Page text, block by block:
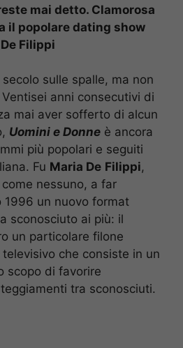
mai detto. Clamorosa
il popolare dating show
Filippi
sulle spalle, ma non
anni consecutivi di
mai aver sofferto di alcun
Uomini e Donne è ancora
più popolari e seguiti
Fu Maria De Filippi,
nessuno, a far
1996 un nuovo format
sconosciuto ai più: il
un particolare filone
che consiste in un
scopo di favorire
tra sconosciuti.